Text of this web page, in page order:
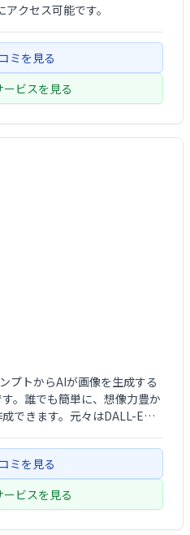
クセス可能です。
ミを見る
ービスを見る
プトからAIが画像を生成する
。誰でも簡単に、想像力豊か
できます。元々はDALL-E
で、手軽にAIによる画像生成
ミを見る
ービスを見る